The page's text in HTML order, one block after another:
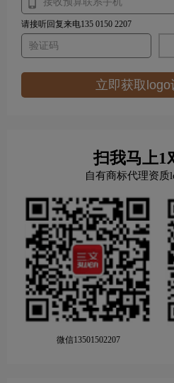
请接听回复来电135 0150 2207
立即获取logo
扫我马上1
自有商标代理资质
微信13501502207